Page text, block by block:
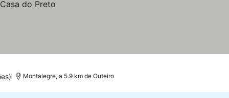
Montalegre, a 5.9 km de Outeiro